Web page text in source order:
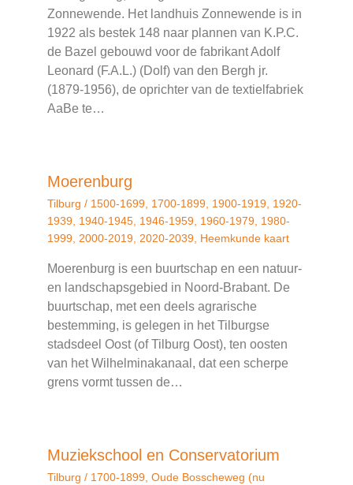
Zonnewende. Het landhuis Zonnewende is in
1922 als bestek 148 naar plannen van K.P.C.
de Bazel gebouwd voor de fabrikant Adolf
Leonard (F.A.L.) (Dolf) van den Bergh jr.
(1879-1956), de oprichter van de textielfabriek
AaBe te…
Moerenburg
Tilburg / 1500-1699 1700-1899 1900-1919 1920-
1939 1940-1945 1946-1959 1960-1979 1980-
1999 2000-2019 2020-2039 Heemkunde kaart
Moerenburg is een buurtschap en een natuur-
en landschapsgebied in Noord-Brabant. De
buurtschap, met een deels agrarische
bestemming, is gelegen in het Tilburgse
stadsdeel Oost (of Tilburg Oost), ten oosten
van het Wilhelminakanaal, dat een scherpe
grens vormt tussen de…
Muziekschool en Conservatorium
Tilburg / 1700-1899 Oude Bosscheweg (nu